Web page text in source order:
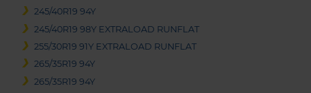
245/40R19 94Y
245/40R19 98Y EXTRALOAD RUNFLAT
255/30R19 91Y EXTRALOAD RUNFLAT
265/35R19 94Y
265/35R19 94Y